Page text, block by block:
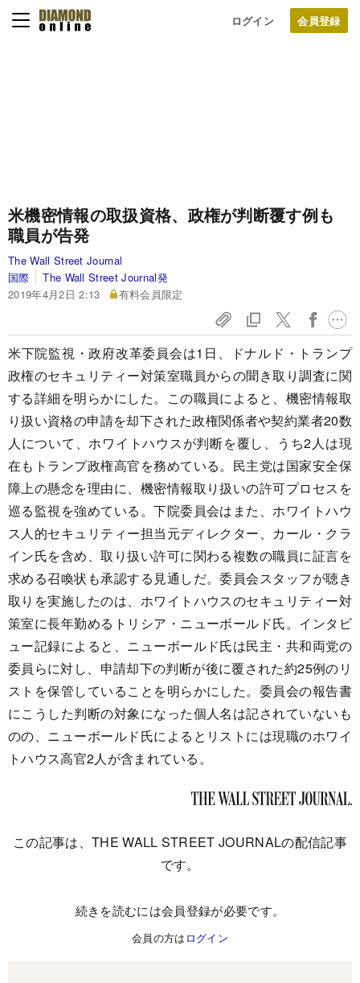
ログイン
米機密情報の取扱資格、政権が判断覆す例も
職員が告発
The Wall Street Journal
国際
The Wall Street Journal発
2019年4月2日 2:13
有料会員限定
米下院監視・政府改革委員会は1日、ドナルド・トランプ
政権のセキュリティー対策室職員からの聞き取り調査に関
する詳細を明らかにした。この職員によると、機密情報取
り扱い資格の申請を却下された政権関係者や契約業者20数
人について、ホワイトハウスが判断を覆し、うち2人は現
在もトランプ政権高官を務めている。民主党は国家安全保
障上の懸念を理由に、機密情報取り扱いの許可プロセスを
巡る監視を強めている。下院委員会はまた、ホワイトハウ
ス人的セキュリティー担当元ディレクター、カール・クラ
イン氏を含め、取り扱い許可に関わる複数の職員に証言を
求める召喚状も承認する見通しだ。委員会スタッフが聴き
取りを実施したのは、ホワイトハウスのセキュリティー対
策室に長年勤めるトリシア・ニューボールド氏。インタビ
ュー記録によると、ニューボールド氏は民主・共和両党の
委員らに対し、申請却下の判断が後に覆された約25例のリ
ストを保管していることを明らかにした。委員会の報告書
にこうした判断の対象になった個人名は記されていないも
のの、ニューボールド氏によるとリストには現職のホワイ
トハウス高官2人が含まれている。
この記事は、THE WALL STREET JOURNALの配信記事
です。
続きを読むには会員登録が必要です。
会員の方は ログイン